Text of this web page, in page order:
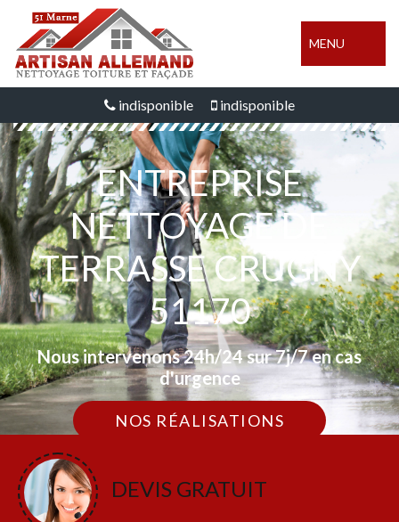
MENU
indisponible indisponible
ENTREPRISE
NETTOYAGE DE
TERRASSE CRUGNY
51170
Nous intervenons 24h/24 sur 7j/7 en cas
d'urgence
NOS RÉALISATIONS
DEVIS GRATUIT